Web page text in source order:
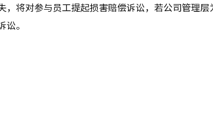
将对参与员工提起损害赔偿诉讼，若公司管理层
。